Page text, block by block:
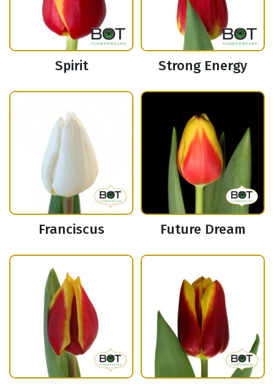
Spirit Strong Energy
Franciscus Future Dream